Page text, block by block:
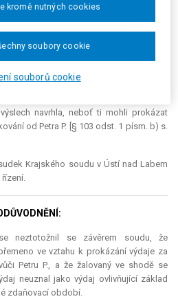
návrh žalobkyně k provedení konkrétních
daně ani žalovaný pak dle krajského
svědecké výslechy paní V., paní W.
žalobkyně nenavrhla ani před správcem
podala žalobkyně kasační stížnost;
navrhla, neboť ti mohli prokázat
od Petra P. [§ 103 odst. 1 písm. b) s.
Krajského soudu v Ústí nad Labem
řízení.
neztotožnil se závěrem soudu, že
ve vztahu k prokázání výdaje za
Petru P., a že žalovaný ve shodě se
neuznal jako výdaj ovlivňující základ
zdaňovací období.
souborů cookie
kromě nutných cookies
soubory cookie